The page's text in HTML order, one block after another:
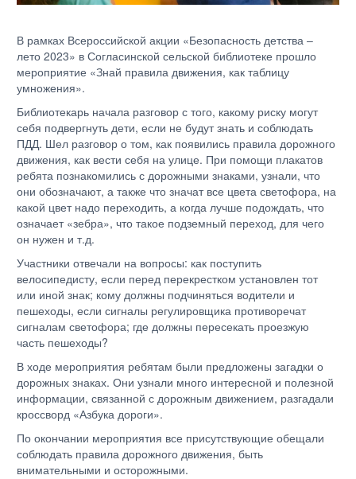
В рамках Всероссийской акции «Безопасность детства –
лето 2023» в Согласинской сельской библиотеке прошло
мероприятие «Знай правила движения, как таблицу
умножения».
Библиотекарь начала разговор с того, какому риску могут
себя подвергнуть дети, если не будут знать и соблюдать
ПДД. Шел разговор о том, как появились правила дорожного
движения, как вести себя на улице. При помощи плакатов
ребята познакомились с дорожными знаками, узнали, что
они обозначают, а также что значат все цвета светофора, на
какой цвет надо переходить, а когда лучше подождать, что
означает «зебра», что такое подземный переход, для чего
он нужен и т.д.
Участники отвечали на вопросы: как поступить
велосипедисту, если перед перекрестком установлен тот
или иной знак; кому должны подчиняться водители и
пешеходы, если сигналы регулировщика противоречат
сигналам светофора; где должны пересекать проезжую
часть пешеходы?
В ходе мероприятия ребятам были предложены загадки о
дорожных знаках. Они узнали много интересной и полезной
информации, связанной с дорожным движением, разгадали
кроссворд «Азбука дороги».
По окончании мероприятия все присутствующие обещали
соблюдать правила дорожного движения, быть
внимательными и осторожными.